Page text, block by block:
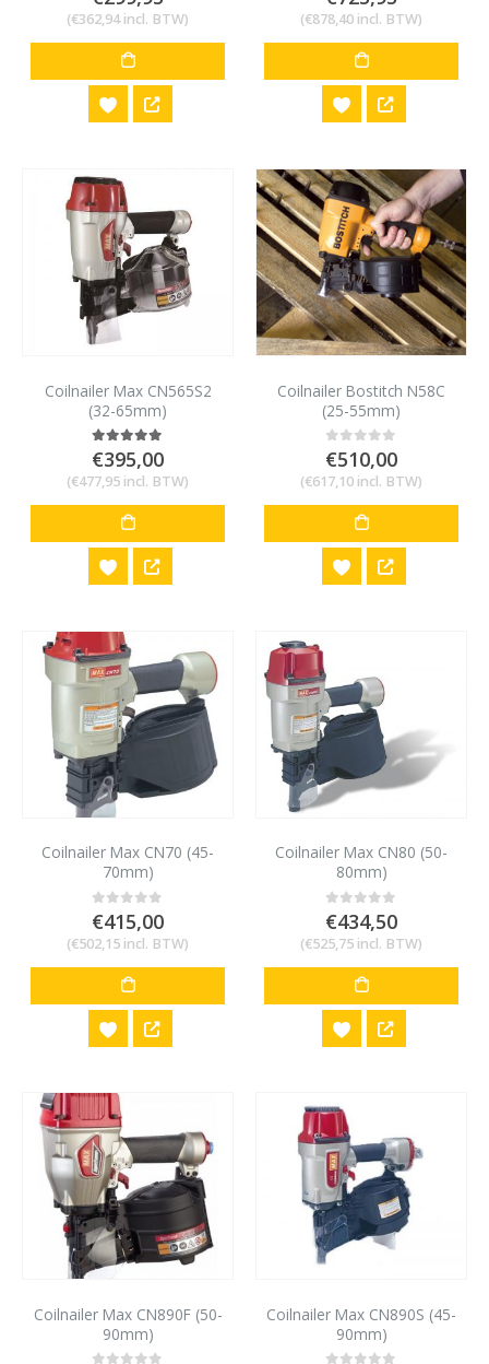
(€362,94incl. BTW) (€878,40 incl. BTW)
Coilnailer Max CN565S2
(32-65mm)
5.00out of 5
€395,00
(€477,95 incl. BTW)
Coilnailer Bostitch N58C
(25-55mm)
0out of 5
€510,00
(€617,10 incl. BTW)
Coilnailer Max CN70 (45-
70mm)
0out of 5
€415,00
(€502,15 incl. BTW)
Coilnailer Max CN80 (50-
80mm)
0out of 5
€434,50
(€525,75 incl. BTW)
Coilnailer Max CN890F (50-
90mm)
Coilnailer Max CN890S (45-
90mm)